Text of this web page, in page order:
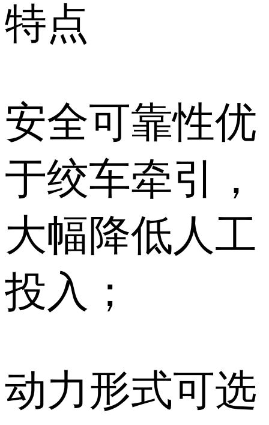
特点
安全可靠性优
于绞车牵引，
大幅降低人工
投入；
动力形式可选